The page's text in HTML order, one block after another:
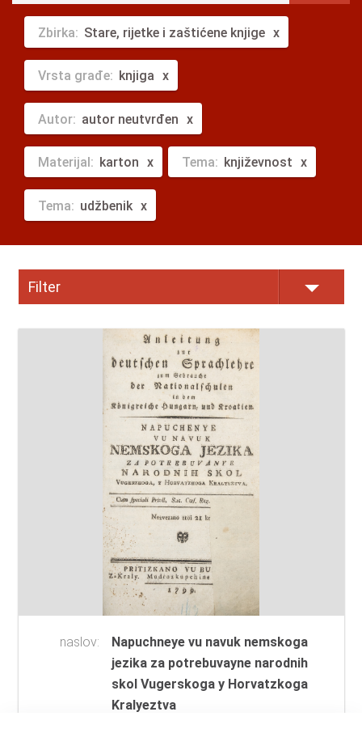
Zbirka: Stare, rijetke i zaštićene knjige
Vrsta građe: knjiga
Autor: autor neutvrđen
Materijal: karton Tema: književnost
Tema: udžbenik
Filter
naslov:
Napuchneye vu navuk nemskoga
jezika za potrebuvayne narodnih
skol Vugerskoga y Horvatzkoga
Kralyeztva